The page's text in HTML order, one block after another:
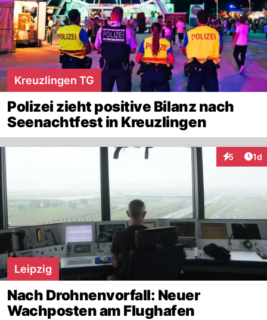
Kreuzlingen TG
Polizei zieht positive Bilanz nach
Seenachtfest in Kreuzlingen
5 1d
Leipzig
Nach Drohnenvorfall: Neuer
Wachposten am Flughafen